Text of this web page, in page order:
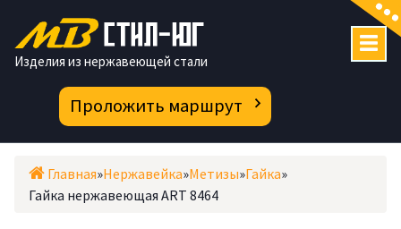
содержимому
Изделия из нержавеющей стали
Проложить маршрут
Главная»Нержавейка»Метизы»Гайка»
Гайка нержавеющая ART 8464